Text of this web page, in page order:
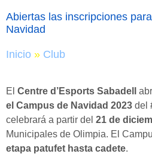
Abiertas las inscripciones
Navidad
Inicio » Club
El Centre d’Esports Sabadell
el Campus de Navidad 2023 del
celebrará a partir del 21 de
Municipales de Olimpia. El
etapa patufet hasta cadete.